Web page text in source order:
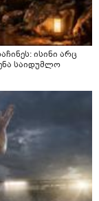
ისინი არც
საიდუმლო